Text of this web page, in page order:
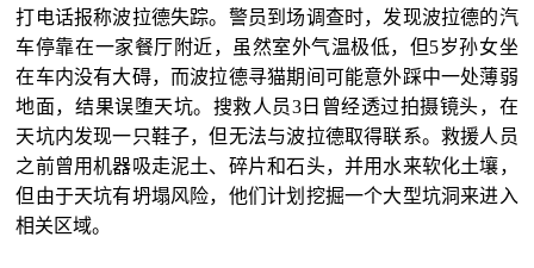
打电话报称波拉德失踪。警员到场调查时，发现波拉德的汽
车停靠在一家餐厅附近，虽然室外气温极低，但5岁孙女坐
在车内没有大碍，而波拉德寻猫期间可能意外踩中一处薄弱
地面，结果误堕天坑。搜救人员3日曾经透过拍摄镜头，在
天坑内发现一只鞋子，但无法与波拉德取得联系。救援人员
之前曾用机器吸走泥土、碎片和石头，并用水来软化土壤，
但由于天坑有坍塌风险，他们计划挖掘一个大型坑洞来进入
相关区域。